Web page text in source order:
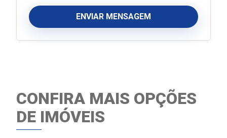
ENVIAR MENSAGEM
CONFIRA MAIS OPÇÕES
DE IMÓVEIS